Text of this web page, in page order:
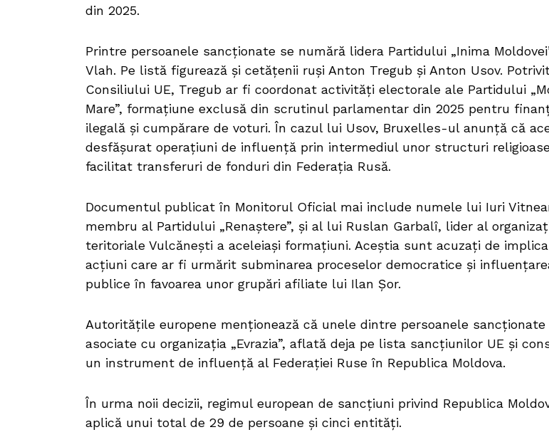
din 2025.
Printre persoanele sancționate se numără lidera Partidului „Inima
Vlah. Pe listă figurează și cetățenii ruși Anton Tregub și Anton Usov.
Consiliului UE, Tregub ar fi coordonat activități electorale ale Partidului
Mare”, formațiune exclusă din scrutinul parlamentar din 2025 pentru
ilegală și cumpărare de voturi. În cazul lui Usov, Bruxelles-ul anunță că
desfășurat operațiuni de influență prin intermediul unor structuri
facilitat transferuri de fonduri din Federația Rusă.
Documentul publicat în Monitorul Oficial mai include numele lui Iuri
membru al Partidului „Renaștere”, și al lui Ruslan Garbalî, lider al
teritoriale Vulcănești a aceleiași formațiuni. Aceștia sunt acuzați de
acțiuni care ar fi urmărit subminarea proceselor democratice și
publice în favoarea unor grupări afiliate lui Ilan Șor.
Autoritățile europene menționează că unele dintre persoanele
asociate cu organizația „Evrazia”, aflată deja pe lista sancțiunilor UE și
un instrument de influență al Federației Ruse în Republica Moldova.
În urma noii decizii, regimul european de sancțiuni privind Republica
aplică unui total de 29 de persoane și cinci entități.